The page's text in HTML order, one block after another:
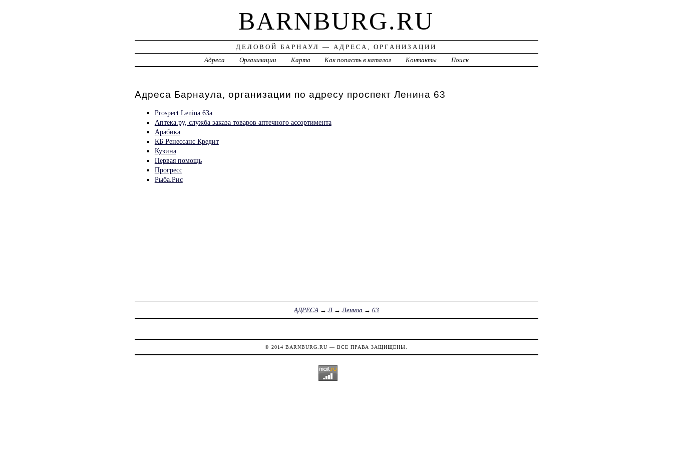
BARNBURG.RU
ДЕЛОВОЙ БАРНАУЛ — АДРЕСА, ОРГАНИЗАЦИИ
Адреса
Организации Карта Как попасть в каталог Контакты Поиск
Адреса Барнаула, организации по адресу проспект Ленина 63
Prospect Lenina 63a
Аптека.ру, служба заказа товаров аптечного ассортимента
Арабика
КБ Ренессанс Кредит
Кузина
Первая помощь
Прогресс
Рыба.Рис
АДРЕСА→Л→Ленина → 63
© 2014BARNBURG.RU — ВСЕ ПРАВА ЗАЩИЩЕНЫ.